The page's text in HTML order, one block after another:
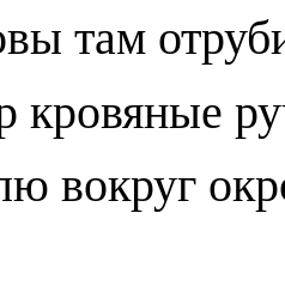
там
кровяные
вокруг